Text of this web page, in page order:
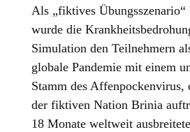
Als „fiktives Übungsszenario“
wurde die
Simulation den Teilnehmern
globale Pandemie mit einem
Stamm des Affenpockenvirus,
der fiktiven Nation Brinia
18 Monate weltweit